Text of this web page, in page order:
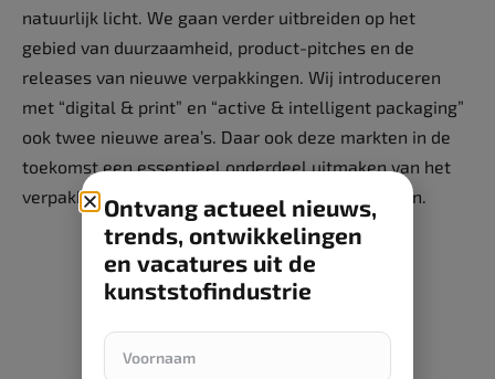
natuurlijk licht. We gaan verder uitbreiden op het
gebied van duurzaamheid, product-pitches en de
releases van nieuwe verpakkingen. Wij introduceren
met “digital & print” en “active & intelligent packaging”
ook twee nieuwe area’s. Daar ook deze markten in de
toekomst een essentieel onderdeel uitmaken van het
verpakkingsproces’, aldus van den Nieuwenhuizen.
Ontvang actueel nieuws,
trends, ontwikkelingen
en vacatures uit de
kunststofindustrie